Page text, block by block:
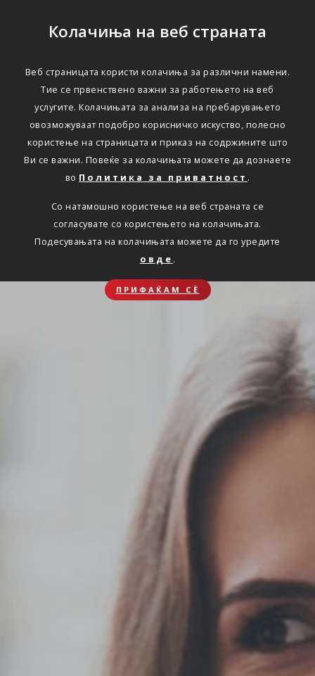
Колачиња на веб страната
Веб страницата користи колачиња за различни намени.
Тие се првенствено важни за работењето на веб
услугите. Колачињата за анализа на пребарувањето
овозможуваат подобро корисничко искуство, полесно
користење на страницата и приказ на содржините што
Ви се важни. Повеќе за колачињата можете да дознаете
во Политика за приватност .
Со натамошно користење на веб страната се
согласувате со користењето на колачињата.
Подесувањата на колачињата можете да го уредите
овде .
ПРИФАЌАМ СЀ